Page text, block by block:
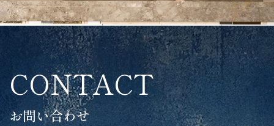
CONTACT
お問い合わせ